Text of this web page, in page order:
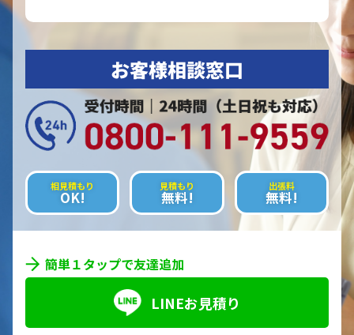
お客様相談窓口
相見積もり
OK!
見積もり
無料!
出張料
無料!
簡単１タップで友達追加
LINEお見積り